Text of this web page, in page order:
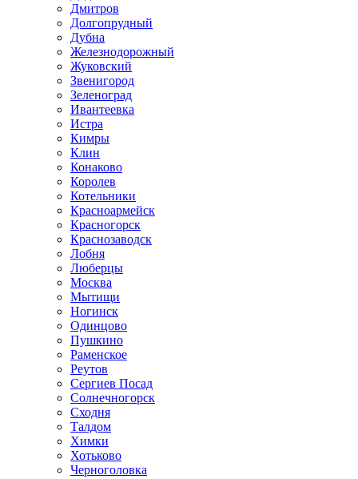
Дмитров
Долгопрудный
Дубна
Железнодорожный
Жуковский
Звенигород
Зеленоград
Ивантеевка
Истра
Кимры
Клин
Конаково
Королев
Котельники
Красноармейск
Красногорск
Краснозаводск
Лобня
Люберцы
Москва
Мытищи
Ногинск
Одинцово
Пушкино
Раменское
Реутов
Сергиев Посад
Солнечногорск
Сходня
Талдом
Химки
Хотьково
Черноголовка